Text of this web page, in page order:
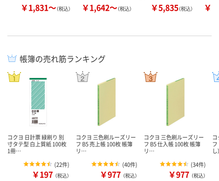
￥1,831～（税込） ￥1,642～（税込） ￥5,835（税込） ￥
帳簿の売れ筋ランキング
コクヨ 日計票 緑刷り 別
寸タテ型 白上質紙 100枚
1冊…
(22件)
￥197 （税込）
コクヨ 三色刷ルーズリー
フ B5 売上帳 100枚 帳簿
リ…
(40件)
￥977 （税込）
コクヨ 三色刷ルーズリー
フ B5 仕入帳 100枚 帳簿
リ…
(34件)
￥977 （税込）
フ